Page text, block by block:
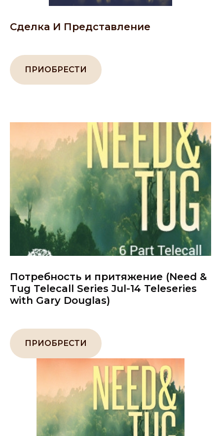
Сделка И Представление
ПРИОБРЕСТИ
Потребность и притяжение (Need &
Tug Telecall Series Jul-14 Teleseries
with Gary Douglas)
ПРИОБРЕСТИ